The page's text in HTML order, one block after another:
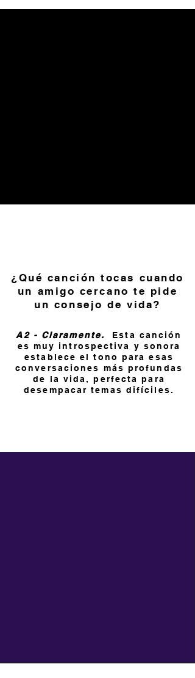
¿Qué canción tocas cuando
un amigo cercano te pide
un consejo de vida?
A2 - Claramente.
Esta canción
es muy introspectiva y sonora
establece el tono para esas
conversaciones más profundas
de la vida, perfecta para
desempacar temas difíciles.